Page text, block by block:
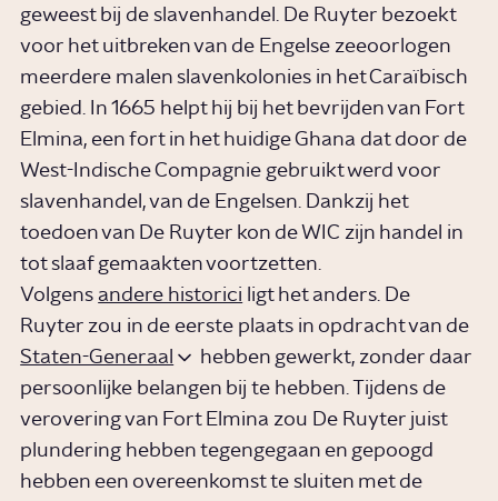
geweest bij de slavenhandel. De Ruyter bezoekt
voor het uitbreken van de Engelse zeeoorlogen
meerdere malen slavenkolonies in het Caraïbisch
gebied. In 1665 helpt hij bij het bevrijden van Fort
Elmina, een fort in het huidige Ghana dat door de
West-Indische Compagnie gebruikt werd voor
slavenhandel, van de Engelsen. Dankzij het
toedoen van De Ruyter kon de WIC zijn handel in
tot slaaf gemaakten voortzetten.
Volgensandere historici ligt het anders. De
Ruyter zou in de eerste plaats in opdracht van de
Staten-Generaal
hebben gewerkt, zonder daar
persoonlijke belangen bij te hebben. Tijdens de
verovering van Fort Elmina zou De Ruyter juist
plundering hebben tegengegaan en gepoogd
hebben een overeenkomst te sluiten met de